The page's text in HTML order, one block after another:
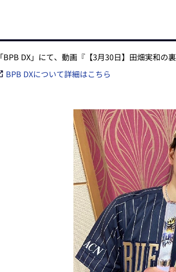
「BPB DX」にて、動画『【3月30日】田畑実和
BPB DXについて詳細はこちら